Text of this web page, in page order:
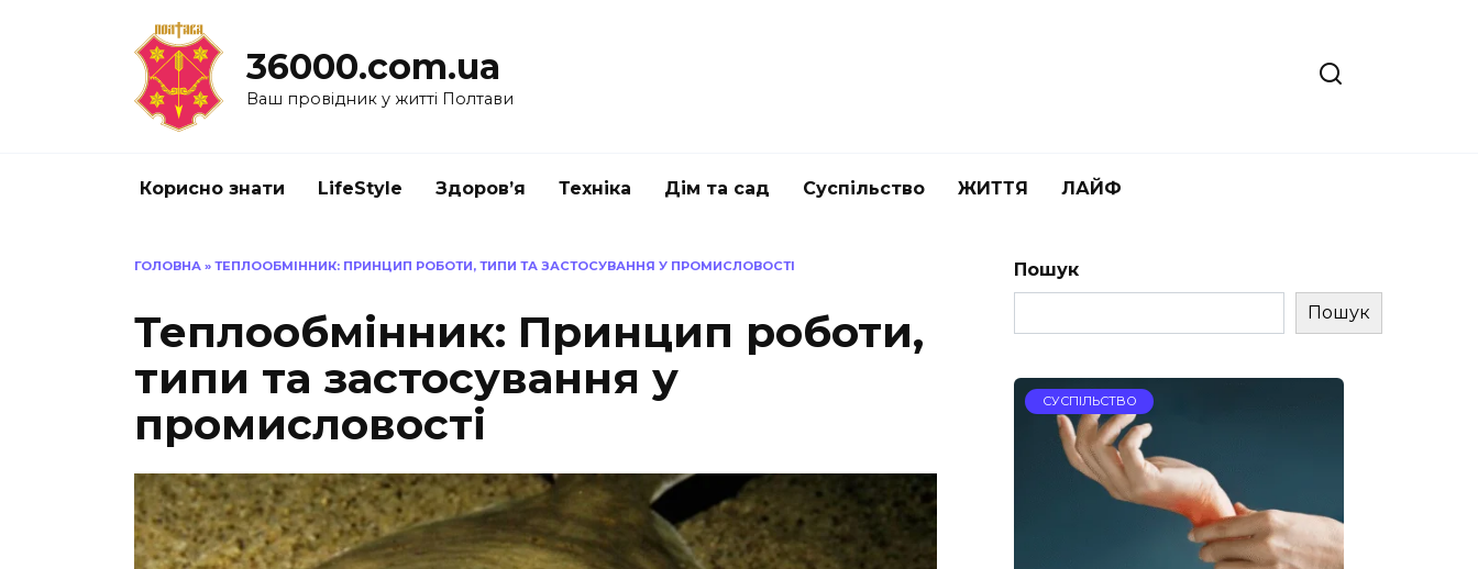
36000.com.ua
Ваш провідник у житті Полтави
Корисно знати LifeStyle Здоров’я Техніка Дім та сад Суспільство ЖИТТЯ ЛАЙФ
ГОЛОВНА » ТЕПЛООБМІННИК: ПРИНЦИП РОБОТИ, ТИПИ ТА ЗАСТОСУВАННЯ У ПРОМИСЛОВОСТІ
Теплообмінник: Принцип роботи,
типи та застосування у
промисловості
Пошук
Пошук
СУСПІЛЬСТВО